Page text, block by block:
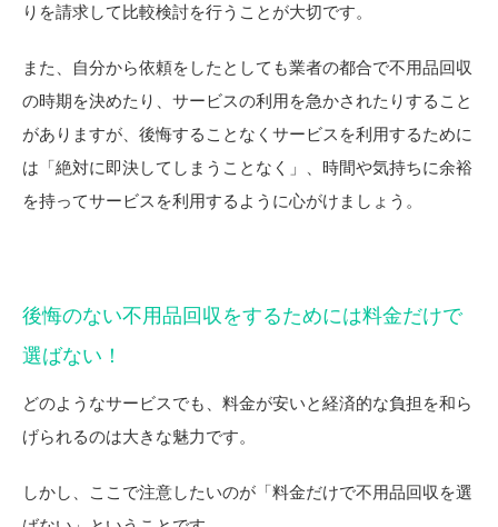
りを請求して比較検討を行うことが大切です。
また、自分から依頼をしたとしても業者の都合で不用品回収
の時期を決めたり、サービスの利用を急かされたりすること
がありますが、後悔することなくサービスを利用するために
は「絶対に即決してしまうことなく」、時間や気持ちに余裕
を持ってサービスを利用するように心がけましょう。
後悔のない不用品回収をするためには料金だけで
選ばない！
どのようなサービスでも、料金が安いと経済的な負担を和ら
げられるのは大きな魅力です。
しかし、ここで注意したいのが「料金だけで不用品回収を選